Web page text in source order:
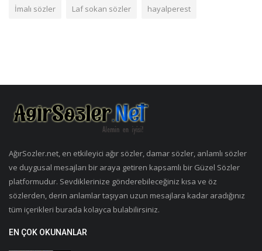
İmalı sözler Laf sokan sözler hayalperest
AğırSozler.net, en etkileyici ağır sözler, damar sözler, anlamlı sözler
ve duygusal mesajları bir araya getiren kapsamlı bir Güzel Sözler
platformudur. Sevdiklerinize gönderebileceğiniz kısa ve öz
sözlerden, derin anlamlar taşıyan uzun mesajlara kadar aradığınız
tüm içerikleri burada kolayca bulabilirsiniz.
EN ÇOK OKUNANLAR